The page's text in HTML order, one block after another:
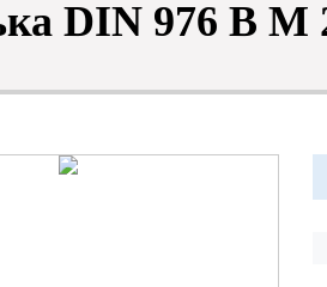
DIN 976 B M